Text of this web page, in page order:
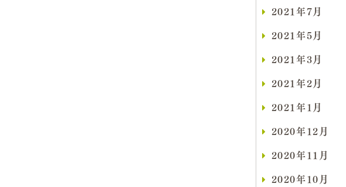
2021年7月
2021年5月
2021年3月
2021年2月
2021年1月
2020年12月
2020年11月
2020年10月